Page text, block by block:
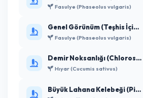
Fasulye (Phaseolus vulgaris)
Fasulye (Phaseolus vulgaris)